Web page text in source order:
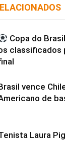
Copa do
classificados
vence
de
Laura